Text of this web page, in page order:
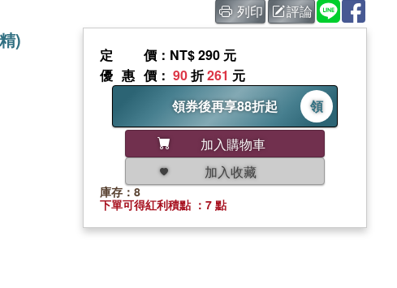
列印 評論
)
定價 ：NT$ 290 元
優惠價 ： 90折261 元
領券後再享88折起
領
加入購物車
加入收藏
庫存：8
下單可得紅利積點 ：7 點